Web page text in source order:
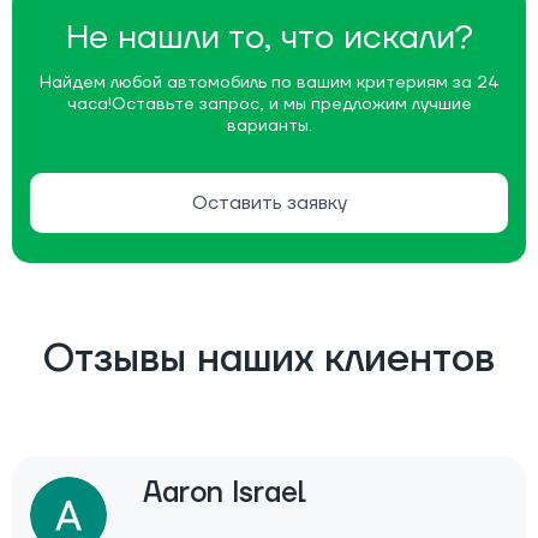
Не нашли то, что искали?
Найдем любой автомобиль по вашим критериям за 24
часа!Оставьте запрос, и мы предложим лучшие
варианты.
Оставить заявку
Отзывы наших клиентов
Aaron Israel